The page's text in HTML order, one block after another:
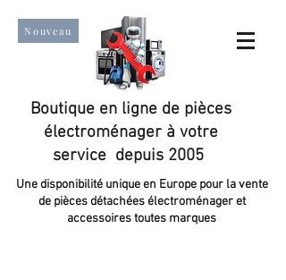
Nouveau
Boutique en ligne de pièces
électroménager à votre
service depuis 2005
Une disponibilité unique en Europe pour la vente
de pièces détachées électroménager et
accessoires toutes marques